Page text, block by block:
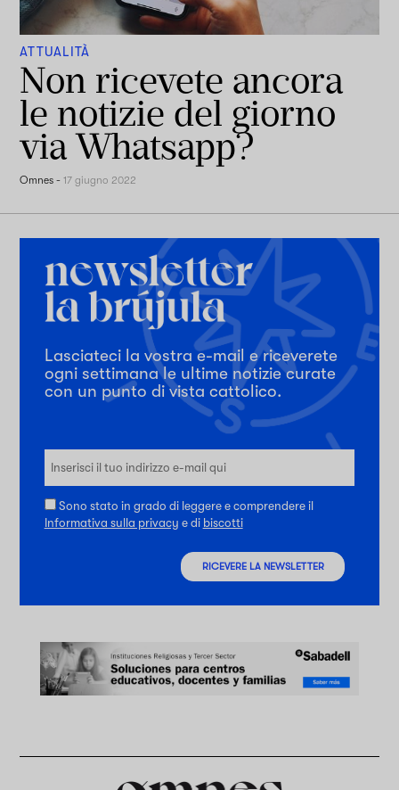
ATTUALITÀ
Non ricevete ancora
le notizie del giorno
via Whatsapp?
Omnes -17 giugno 2022
Lasciateci la vostra e-mail e riceverete
ogni settimana le ultime notizie curate
con un punto di vista cattolico.
Sono stato in grado di leggere e comprendere il
Informativa sulla privacy e di biscotti
RICEVERE LA NEWSLETTER